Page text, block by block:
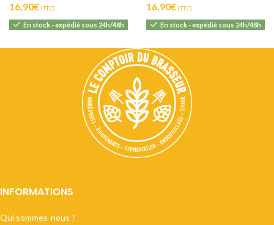
16,90€ (T.T.C).
En stock - expédié sous 24h/48h
16,90€ (T.T.C).
En stock - expédié sous 24h/48h
INFORMATIONS
Qui sommes-nous ?